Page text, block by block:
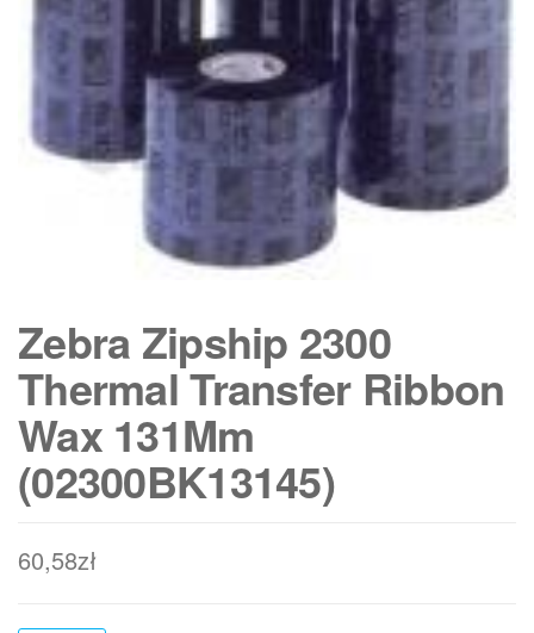
Zebra Zipship 2300
Thermal Transfer Ribbon
Wax 131Mm
(02300BK13145)
60,58zł